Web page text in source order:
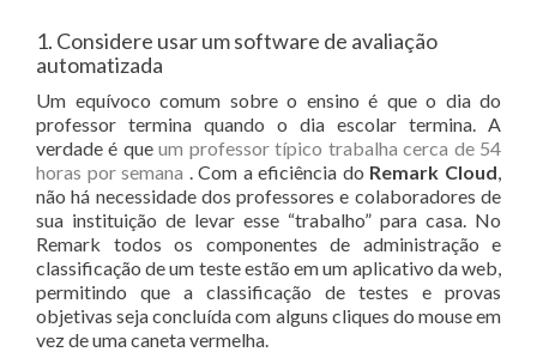
1. Considere usar um software de avaliação
automatizada
Um equívoco comum sobre o ensino é que o dia do
professor termina quando o dia escolar termina. A
verdade é queum professor típico trabalha cerca de 54
horas por semana . Com a eficiência do Remark Cloud,
não há necessidade dos professores e colaboradores de
sua instituição de levar esse “trabalho” para casa. No
Remark todos os componentes de administração e
classificação de um teste estão em um aplicativo da web,
permitindo que a classificação de testes e provas
objetivas seja concluída com alguns cliques do mouse em
vez de uma caneta vermelha.